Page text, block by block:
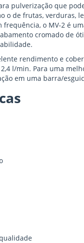
pulverização que
o de frutas, verduras,
frequência, o MV-2 é
cromado de
rendimento e
l/min. Para uma
em uma barra/